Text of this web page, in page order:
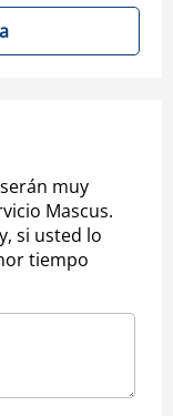
muy
Mascus.
si usted lo
tiempo